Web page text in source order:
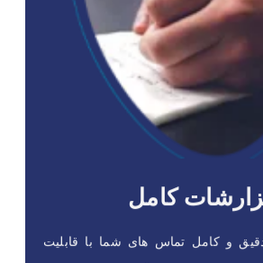
کامل
و کامل تماس های شما با قابلیت
گزارشات حرفه ای
باشید و در هر زمان که نیاز داشتید
و دقیق بر اساس فیلترهای مورد نظر خود،